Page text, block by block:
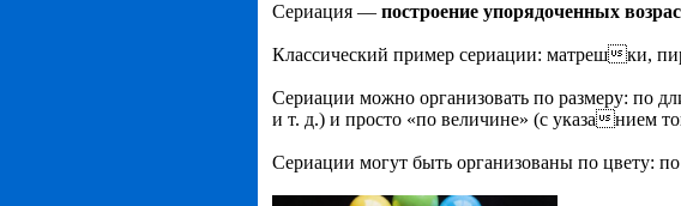
Сериация — построение упорядоченных
Классический пример сериации: матрешки,
Сериации можно организовать по размеру: по
и т. д.) и просто «по величине» (с указанием
Сериации могут быть организованы по цвету: